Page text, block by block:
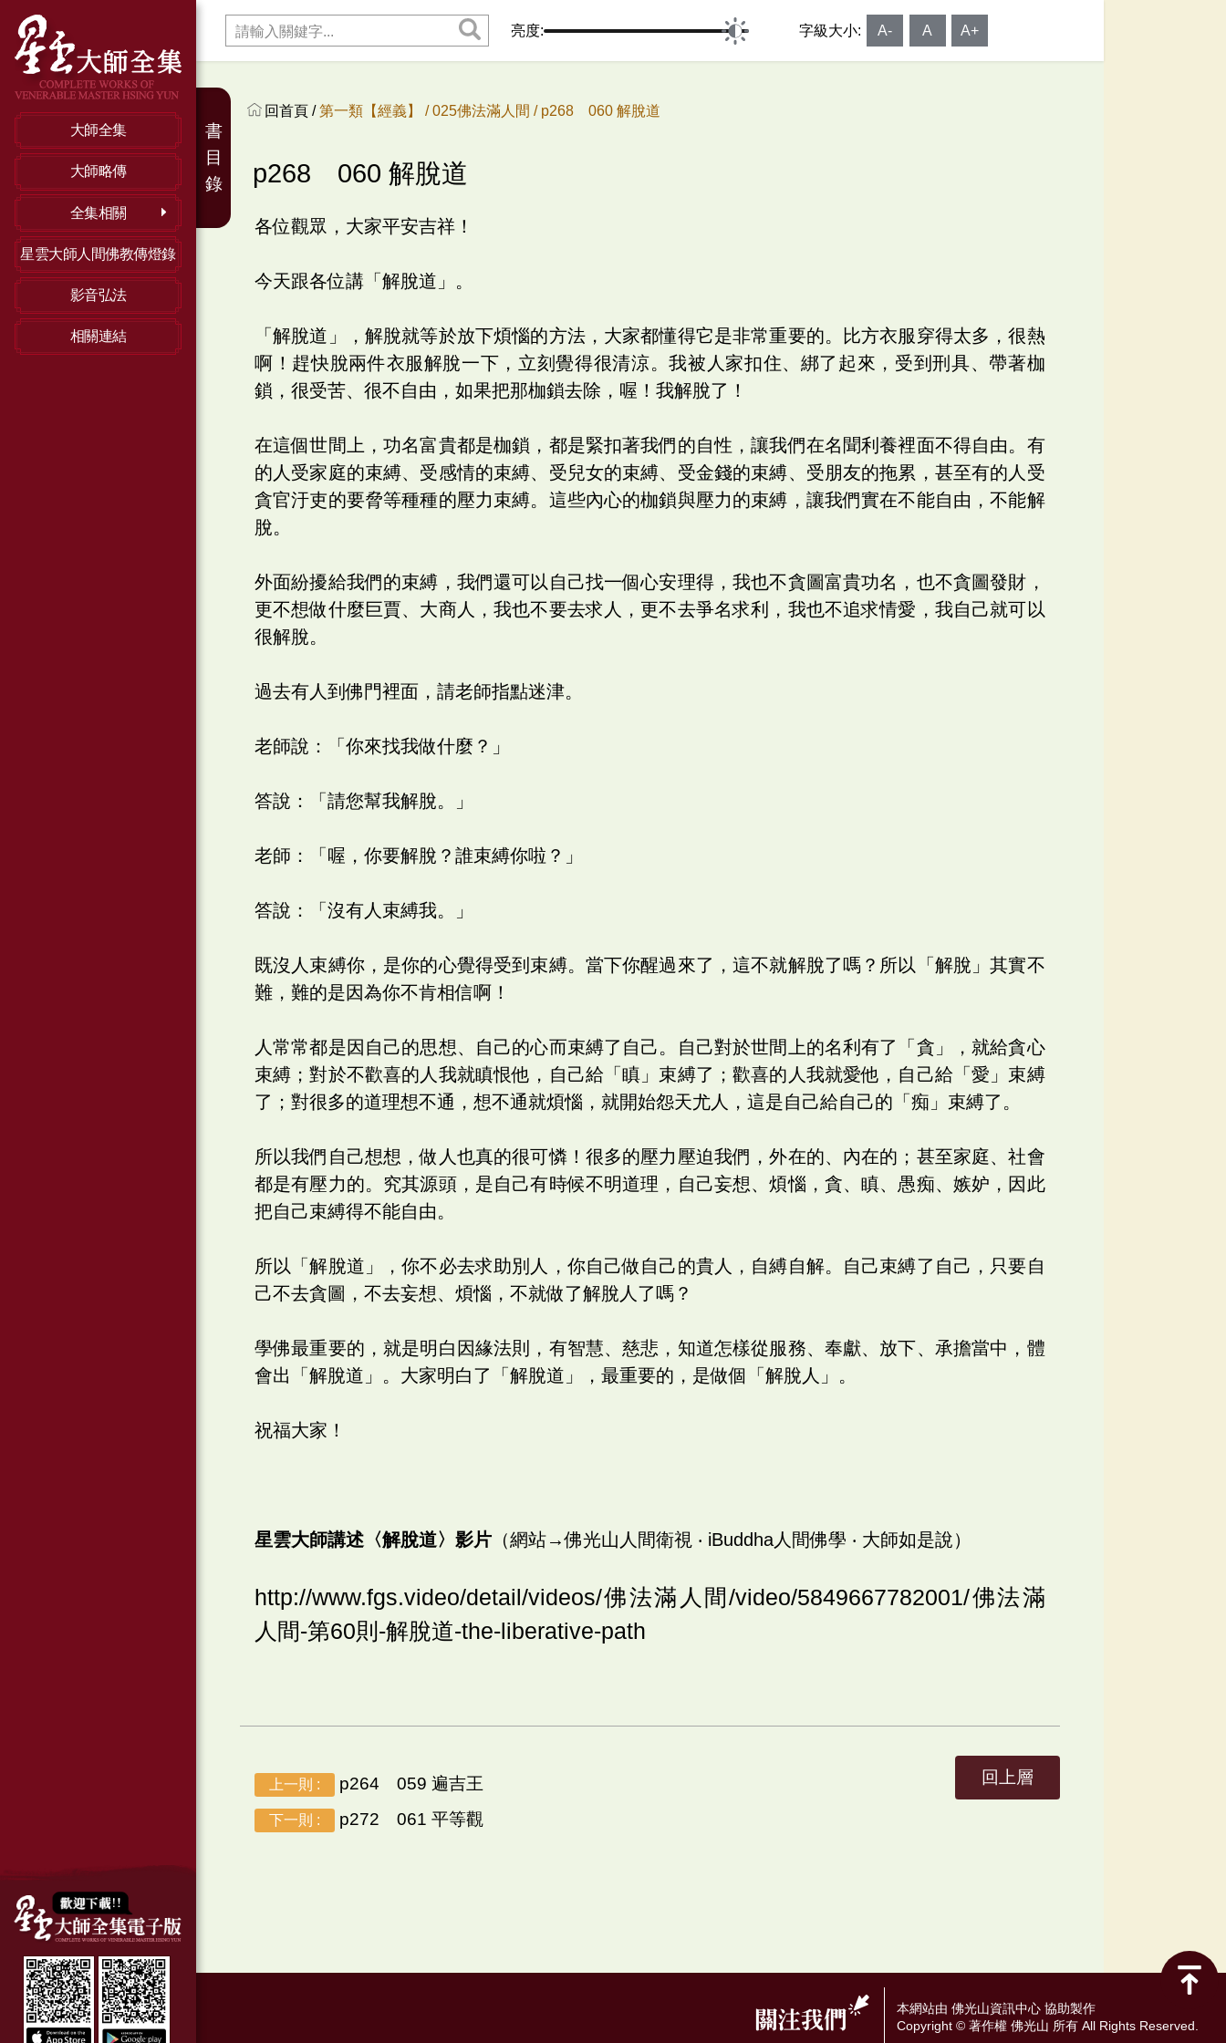
大師全集
大師略傳
全集相關
星雲大師人間佛教傳燈錄
影音弘法
相關連結
亮度: 字級大小: A- A A+
回首頁 /第一類【經義】 /025佛法滿人間 / p268 060 解脫道
p268 060 解脫道
各位觀眾，大家平安吉祥！
今天跟各位講「解脫道」。
「解脫道」，解脫就等於放下煩惱的方法，大家都懂得它是非常重要的。比方衣服穿得太多，很熱
啊！趕快脫兩件衣服解脫一下，立刻覺得很清涼。我被人家扣住、綁了起來，受到刑具、帶著枷
鎖，很受苦、很不自由，如果把那枷鎖去除，喔！我解脫了！
在這個世間上，功名富貴都是枷鎖，都是緊扣著我們的自性，讓我們在名聞利養裡面不得自由。有
的人受家庭的束縛、受感情的束縛、受兒女的束縛、受金錢的束縛、受朋友的拖累，甚至有的人受
貪官汙吏的要脅等種種的壓力束縛。這些內心的枷鎖與壓力的束縛，讓我們實在不能自由，不能解
脫。
外面紛擾給我們的束縛，我們還可以自己找一個心安理得，我也不貪圖富貴功名，也不貪圖發財，
更不想做什麼巨賈、大商人，我也不要去求人，更不去爭名求利，我也不追求情愛，我自己就可以
很解脫。
過去有人到佛門裡面，請老師指點迷津。
老師說：「你來找我做什麼？」
答說：「請您幫我解脫。」
老師：「喔，你要解脫？誰束縛你啦？」
答說：「沒有人束縛我。」
既沒人束縛你，是你的心覺得受到束縛。當下你醒過來了，這不就解脫了嗎？所以「解脫」其實不
難，難的是因為你不肯相信啊！
人常常都是因自己的思想、自己的心而束縛了自己。自己對於世間上的名利有了「貪」，就給貪心
束縛；對於不歡喜的人我就瞋恨他，自己給「瞋」束縛了；歡喜的人我就愛他，自己給「愛」束縛
了；對很多的道理想不通，想不通就煩惱，就開始怨天尤人，這是自己給自己的「痴」束縛了。
所以我們自己想想，做人也真的很可憐！很多的壓力壓迫我們，外在的、內在的；甚至家庭、社會
都是有壓力的。究其源頭，是自己有時候不明道理，自己妄想、煩惱，貪、瞋、愚痴、嫉妒，因此
把自己束縛得不能自由。
所以「解脫道」，你不必去求助別人，你自己做自己的貴人，自縛自解。自己束縛了自己，只要自
己不去貪圖，不去妄想、煩惱，不就做了解脫人了嗎？
學佛最重要的，就是明白因緣法則，有智慧、慈悲，知道怎樣從服務、奉獻、放下、承擔當中，體
會出「解脫道」。大家明白了「解脫道」，最重要的，是做個「解脫人」。
祝福大家！
星雲大師講述〈解脫道〉影片 （網站→佛光山人間衛視 ‧ iBuddha人間佛學 ‧ 大師如是說）
http://www.fgs.video/detail/videos/佛法滿人間/video/5849667782001/佛法滿
人間-第60則-解脫道-the-liberative-path
上一則 : p264 059 遍吉王
下一則 : p272 061 平等觀
回上層
書
目
錄
本網站由 佛光山資訊中心 協助製作
Copyright © 著作權 佛光山 所有 All Rights Reserved.